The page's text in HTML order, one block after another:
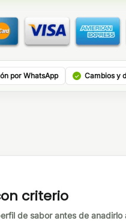
por WhatsApp Cambios y
criterio
de sabor antes de anadirlo